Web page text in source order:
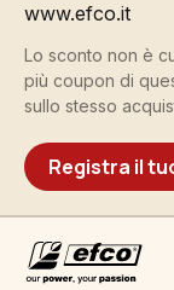
www.efco.it
Lo sconto non è
più coupon di
sullo stesso
Registra il